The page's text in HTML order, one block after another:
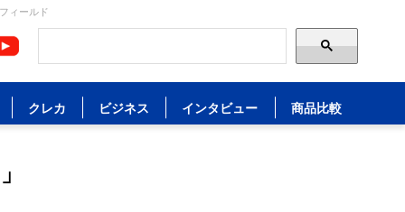
ィールド
クレカ ビジネス インタビュー 商品比較